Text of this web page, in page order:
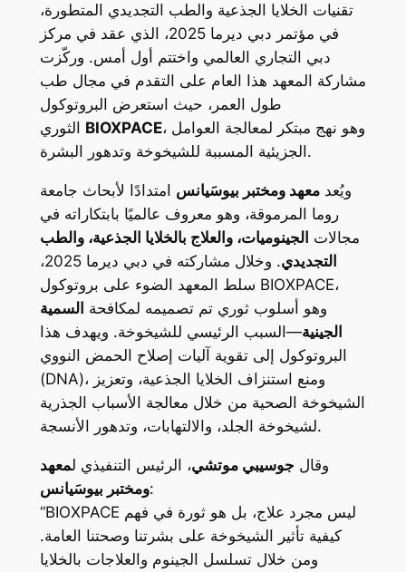
تقنيات الخلايا الجذعية والطب التجديدي المتطورة،
في مؤتمر دبي ديرما 2025، الذي عقد في مركز
دبي التجاري العالمي واختتم أول أمس. وركّزت
مشاركة المعهد هذا العام على التقدم في مجال طب
طول العمر، حيث استعرض البروتوكول
BIOXPACE، وهو نهج مبتكر لمعالجة العوامل
الجزيئية المسببة للشيخوخة وتدهور البشرة.
ويُعدمعهد ومختبر بيوسَيانس امتدادًا لأبحاث جامعة
روما المرموقة، وهو معروف عالميًا بابتكاراته في
مجالات الجينوميات، والعلاج بالخلايا الجذعية، والطب
التجديدي
. وخلال مشاركته في دبي ديرما 2025،
سلط المعهد الضوء على بروتوكول BIOXPACE،
وهو أسلوب ثوري تم تصميمه لمكافحة السمية
الجينية—السبب الرئيسي للشيخوخة. ويهدف هذا
البروتوكول إلى تقوية آليات إصلاح الحمض النووي
(DNA)، ومنع استنزاف الخلايا الجذعية، وتعزيز
الشيخوخة الصحية من خلال معالجة الأسباب الجذرية
لشيخوخة الجلد، والالتهابات، وتدهور الأنسجة.
وقال جوسيبي موتشي، الرئيس التنفيذي لمعهد
ومختبر بيوسَيانس:
“BIOXPACE ليس مجرد علاج، بل هو ثورة في فهم
كيفية تأثير الشيخوخة على بشرتنا وصحتنا العامة.
ومن خلال تسلسل الجينوم والعلاجات بالخلايا